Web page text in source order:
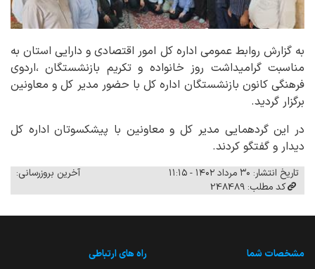
به گزارش روابط عمومی اداره کل امور اقتصادی و دارایی استان به
مناسبت گرامیداشت روز خانواده و تکریم بازنشستگان ،اردوی
فرهنگی کانون بازنشستگان اداره کل با حضور مدیر کل و معاونین
برگزار گردید.
در این گردهمایی مدیر کل و معاونین با پیشکسوتان اداره کل
دیدار و گفتگو کردند.
تاریخ انتشار: ۳۰ مرداد ۱۴۰۲ - ۱۱:۱۵
آخرین بروزرسانی:
کد مطلب: 248489
مشخصات شما راه های ارتباطی